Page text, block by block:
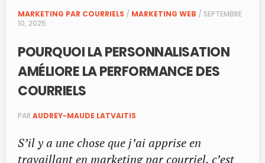
MARKETING PAR COURRIELS / MARKETING WEB / SEPTEMBRE
10, 2025
POURQUOI LA PERSONNALISATION
AMÉLIORE LA PERFORMANCE DES
COURRIELS
PAR AUDREY-MAUDE LATVAITIS
S’il y a une chose que j’ai apprise en
travaillant en marketing par courriel, c’est